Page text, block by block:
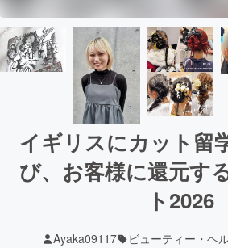
イギリスにカット留
び、お客様に還元す
ト2026
Ayaka09117 ビューティー・ヘ